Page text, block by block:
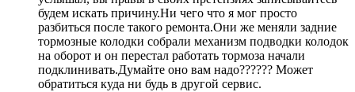
будем искать причину.Ни чего что я мог просто
разбиться после такого ремонта.Они же меняли задние
тормозные колодки собрали механизм подводки колодок
на оборот и он перестал работать тормоза начали
подклинивать.Думайте оно вам надо?????? Может
обратиться куда ни будь в другой сервис.